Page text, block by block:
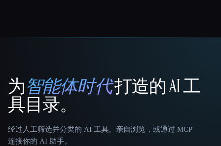
That AI Collection
为智能体时代打造的 AI 工
具目录。
经过人工筛选并分类的 AI 工具。亲自浏览，或通过 MCP
连接你的 AI 助手。